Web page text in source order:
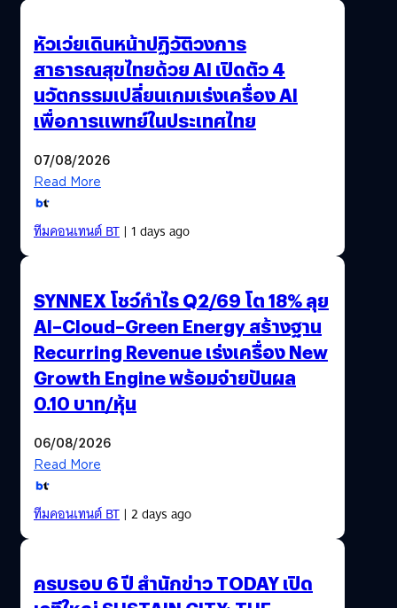
หัวเว่ยเดินหน้าปฏิวัติวงการ
สาธารณสุขไทยด้วย AI เปิดตัว 4
นวัตกรรมเปลี่ยนเกมเร่งเครื่อง AI
เพื่อการแพทย์ในประเทศไทย
07/08/2026
Read More
ทีมคอนเทนต์ BT| 1 days ago
SYNNEX โชว์กำไร Q2/69 โต 18% ลุย
AI–Cloud–Green Energy สร้างฐาน
Recurring Revenue เร่งเครื่อง New
Growth Engine พร้อมจ่ายปันผล
0.10 บาท/หุ้น
06/08/2026
Read More
ทีมคอนเทนต์ BT| 2 days ago
ครบรอบ 6 ปี สำนักข่าว TODAY เปิด